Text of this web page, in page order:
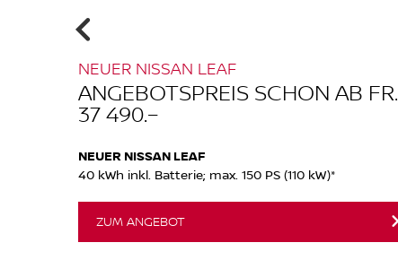
NEUER NISSAN LEAF
ANGEBOTSPREIS SCHON AB FR.
37 490.–
NEUER NISSAN LEAF
40 kWh inkl. Batterie; max. 150 PS (110 kW)*
ZUM ANGEBOT